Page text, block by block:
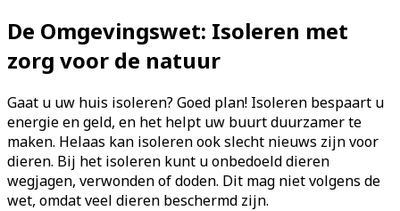
De Omgevingswet: Isoleren met
zorg voor de natuur
Gaat u uw huis isoleren? Goed plan! Isoleren bespaart u
energie en geld, en het helpt uw buurt duurzamer te
maken. Helaas kan isoleren ook slecht nieuws zijn voor
dieren. Bij het isoleren kunt u onbedoeld dieren
wegjagen, verwonden of doden. Dit mag niet volgens de
wet, omdat veel dieren beschermd zijn.